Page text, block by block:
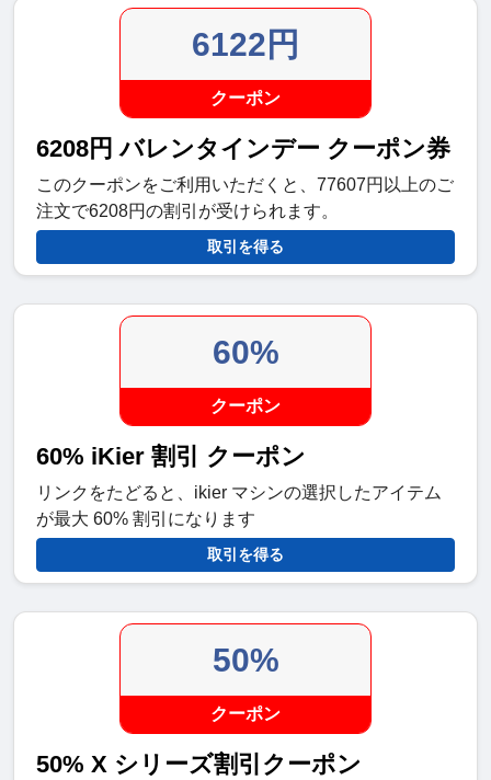
6122円
クーポン
6208円 バレンタインデー クーポン券
このクーポンをご利用いただくと、77607円以上のご
注文で6208円の割引が受けられます。
取引を得る
60%
クーポン
60% iKier 割引 クーポン
リンクをたどると、ikier マシンの選択したアイテム
が最大 60% 割引になります
取引を得る
50%
クーポン
50% X シリーズ割引クーポン